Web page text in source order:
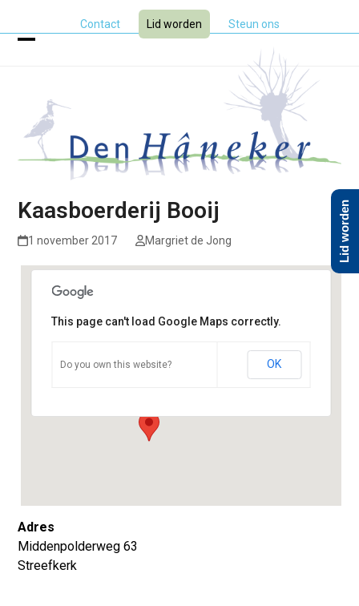
Contact Lid worden Steun ons
menu
menu
Kaasboerderij Booij
1 november 2017 Margriet de Jong
This page can't load Google Maps correctly.
Do you own this website? OK
Adres
Middenpolderweg 63
Streefkerk
Lid worden